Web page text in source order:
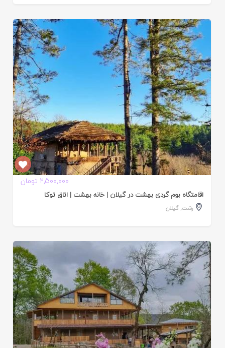
2,800,000 تومان
2,500,000 تومان
اقامتگاه بوم گردی بهشت در گیلان | خانه بهشت | اتاق توکا
رشت,گیلان